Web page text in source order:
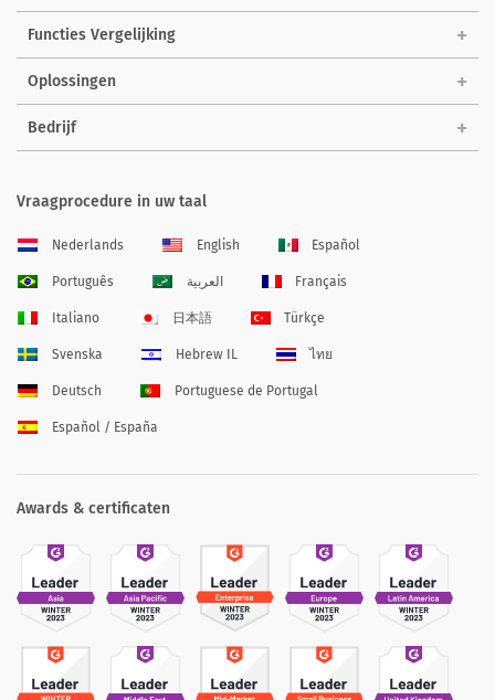
Functies Vergelijking
Oplossingen
Bedrijf
Vraagprocedure in uw taal
Nederlands English Español
Português العربية Français
Italiano 日本語 Türkçe
Svenska Hebrew IL ไทย
Deutsch Portuguese de Portugal
Español / España
Awards & certificaten